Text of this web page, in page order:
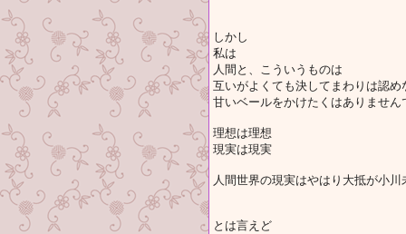
しかし
私は
人間と、こういうものは
互いがよくても決してまわりは認
甘いベールをかけたくはありません
理想は理想
現実は現実
人間世界の現実はやはり大抵が小
とは言えど